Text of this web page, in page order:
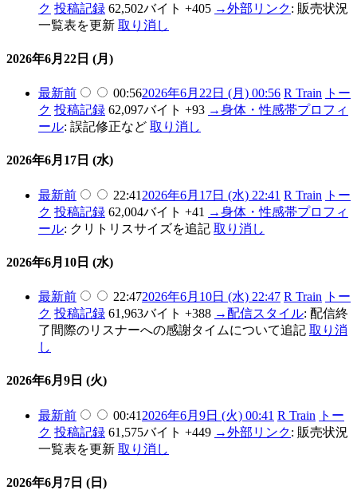
ク 投稿記録 62,502バイト +405 →外部リンク: 販売状況
一覧表を更新 取り消し
2026年6月22日 (月)
最新前 00:562026年6月22日 (月) 00:56 R Train
トー
ク 投稿記録 62,097バイト +93 →身体・性感帯プロフィ
ール: 誤記修正など 取り消し
2026年6月17日 (水)
最新前 22:41 2026年6月17日 (水) 22:41 R Train
トー
ク 投稿記録 62,004バイト +41 →身体・性感帯プロフィ
ール: クリトリスサイズを追記 取り消し
2026年6月10日 (水)
最新前 22:472026年6月10日 (水) 22:47 R Train
トー
ク 投稿記録 61,963バイト +388 →配信スタイル: 配信終
了間際のリスナーへの感謝タイムについて追記 取り消
し
2026年6月9日 (火)
最新前 00:41 2026年6月9日 (火) 00:41 R Train
トー
ク 投稿記録 61,575バイト +449 →外部リンク: 販売状況
一覧表を更新 取り消し
2026年6月7日 (日)